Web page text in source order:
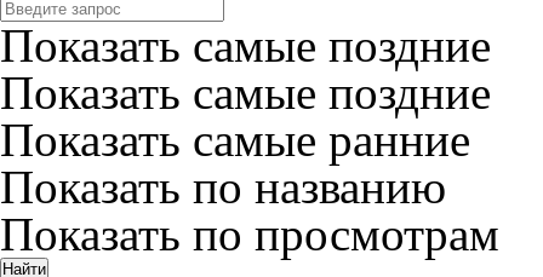
Показать самые поздние
Показать самые поздние
Показать самые ранние
Показать по названию
Показать по просмотрам